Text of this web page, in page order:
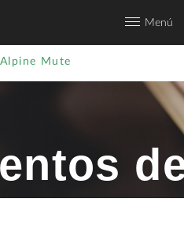
Menú
Alpine Mute